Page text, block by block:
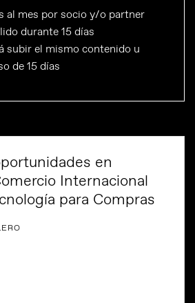
al mes por socio y/o partner
durante 15 días
subir el mismo contenido u
de 15 días
en
Internacional
para Compras